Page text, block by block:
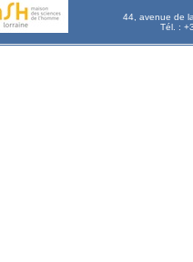
44, avenue de
Tél. :